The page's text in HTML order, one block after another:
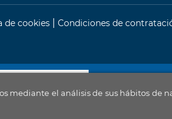
mediante el análisis de sus hábitos de
de cookies Condiciones de